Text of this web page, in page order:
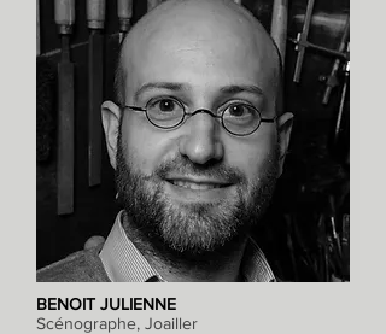
BENOIT JULIENNE
Scénographe, Joailler